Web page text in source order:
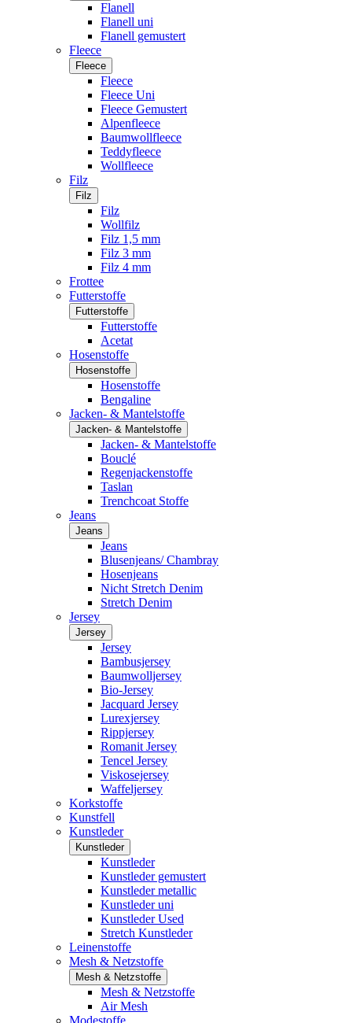
Flanell
Flanell uni
Flanell gemustert
Fleece
Fleece
Fleece
Fleece Uni
Fleece Gemustert
Alpenfleece
Baumwollfleece
Teddyfleece
Wollfleece
Filz
Filz
Filz
Wollfilz
Filz 1,5 mm
Filz 3 mm
Filz 4 mm
Frottee
Futterstoffe
Futterstoffe
Futterstoffe
Acetat
Hosenstoffe
Hosenstoffe
Hosenstoffe
Bengaline
Jacken- & Mantelstoffe
Jacken- & Mantelstoffe
Jacken- & Mantelstoffe
Bouclé
Regenjackenstoffe
Taslan
Trenchcoat Stoffe
Jeans
Jeans
Jeans
Blusenjeans/ Chambray
Hosenjeans
Nicht Stretch Denim
Stretch Denim
Jersey
Jersey
Jersey
Bambusjersey
Baumwolljersey
Bio-Jersey
Jacquard Jersey
Lurexjersey
Rippjersey
Romanit Jersey
Tencel Jersey
Viskosejersey
Waffeljersey
Korkstoffe
Kunstfell
Kunstleder
Kunstleder
Kunstleder
Kunstleder gemustert
Kunstleder metallic
Kunstleder uni
Kunstleder Used
Stretch Kunstleder
Leinenstoffe
Mesh & Netzstoffe
Mesh & Netzstoffe
Mesh & Netzstoffe
Air Mesh
Modestoffe